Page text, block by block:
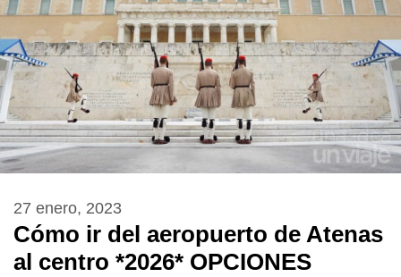
Cómo ir del aeropuerto de Atenas
al centro *2026* OPCIONES
27 enero, 2023